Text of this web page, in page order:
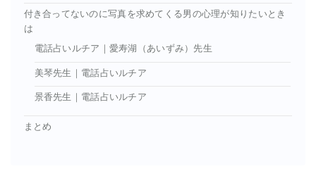
付き合ってないのに写真を求めてくる男の心理が知りたいとき
は
電話占いルチア｜愛寿湖（あいずみ）先生
美琴先生｜電話占いルチア
景香先生｜電話占いルチア
まとめ